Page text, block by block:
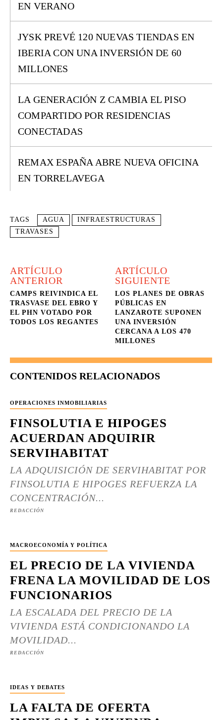
EN VERANO
JYSK PREVÉ 120 NUEVAS TIENDAS EN
IBERIA CON UNA INVERSIÓN DE 60
MILLONES
LA GENERACIÓN Z CAMBIA EL PISO
COMPARTIDO POR RESIDENCIAS
CONECTADAS
REMAX ESPAÑA ABRE NUEVA OFICINA
EN TORRELAVEGA
TAGS AGUA
INFRAESTRUCTURAS
TRAVASES
ARTÍCULO
ANTERIOR
CAMPS REIVINDICA EL
TRASVASE DEL EBRO Y
EL PHN VOTADO POR
TODOS LOS REGANTES
ARTÍCULO
SIGUIENTE
LOS PLANES DE OBRAS
PÚBLICAS EN
LANZAROTE SUPONEN
UNA INVERSIÓN
CERCANA A LOS 470
MILLONES
CONTENIDOS RELACIONADOS
OPERACIONES INMOBILIARIAS
FINSOLUTIA E HIPOGES
ACUERDAN ADQUIRIR
SERVIHABITAT
LA ADQUISICIÓN DE SERVIHABITAT POR
FINSOLUTIA E HIPOGES REFUERZA LA
CONCENTRACIÓN...
REDACCIÓN
MACROECONOMÍA Y POLÍTICA
EL PRECIO DE LA VIVIENDA
FRENA LA MOVILIDAD DE LOS
FUNCIONARIOS
LA ESCALADA DEL PRECIO DE LA
VIVIENDA ESTÁ CONDICIONANDO LA
MOVILIDAD...
REDACCIÓN
IDEAS Y DEBATES
LA FALTA DE OFERTA